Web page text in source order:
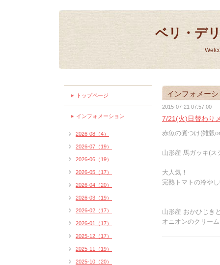
ベリ・デ
インフォメー
2015-07-21 07:57:00
7/21(火)日替わり
赤魚の煮つけ(雑穀
山形産 馬ガッキ(ス
大人気！
完熟トマトの冷や
山形産 おかひじき
オニオンのクリー
トップページ
インフォメーション
2026-08（4）
2026-07（19）
2026-06（19）
2026-05（17）
2026-04（20）
2026-03（19）
2026-02（17）
2026-01（17）
2025-12（17）
2025-11（19）
2025-10（20）